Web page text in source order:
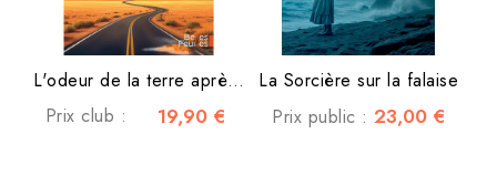
L'odeur de la terre après...
Prix club :
19,90 €
La Sorcière sur la falaise
Prix public : 23,00 €